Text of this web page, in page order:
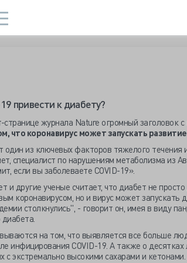
привести к диабету?
странице журнала Nature огромный заголовок с
что коронавирус может запускать
один из ключевых факторов тяжелого течения
специалист по нарушениям метаболизма из
если вы заболеваете COVID-19».
и другие ученые считает, что диабет не
коронавирусом, но и вирус может запускать
столкнулись", - говорит он, имея в виду
на том, что выявляется все больше
инфицирования COVID-19. А также о десятках
с экстремально высокими сахарами и кетонами.